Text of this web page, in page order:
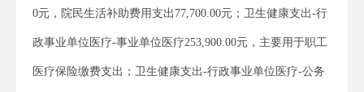
0元，院民生活补助费用支出77,700.00元；卫生健康支出-行
政事业单位医疗-事业单位医疗253,900.00元，主要用于职工
医疗保险缴费支出；卫生健康支出-行政事业单位医疗-公务